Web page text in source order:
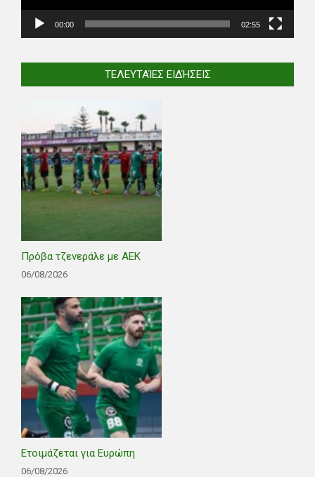
00:00 02:55
ΤΕΛΕΥΤΑΊΕΣ ΕΙΔΉΣΕΙΣ
Πρόβα τζενεράλε με ΑΕΚ
06/08/2026
Ετοιμάζεται για Ευρώπη
06/08/2026